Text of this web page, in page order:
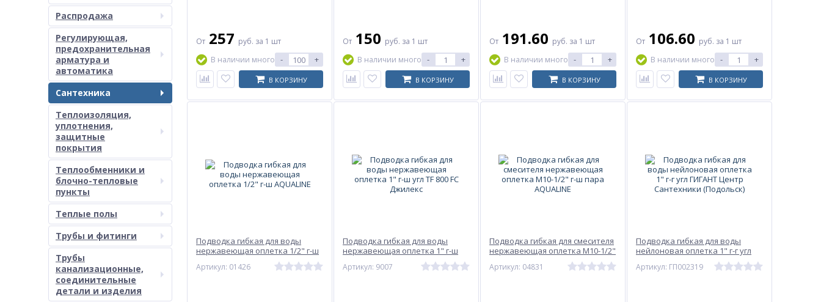
Распродажа
Регулирующая,
предохранительная
арматура и
автоматика
Сантехника
Теплоизоляция,
уплотнения,
защитные
покрытия
Теплообменники и
блочно-тепловые
пункты
Теплые полы
Трубы и фитинги
Трубы
канализационные,
соединительные
детали и изделия
От 257 руб. за 1 шт
В наличии много - +
В КОРЗИНУ
От 150 руб. за 1 шт
В наличии много - +
В КОРЗИНУ
От 191.60 руб. за 1 шт
В наличии много - +
В КОРЗИНУ
От 106.60 руб. за 1 шт
В наличии много - +
В КОРЗИНУ
Подводка гибкая для воды
нержавеющая оплетка 1/2" г-ш
Артикул: 01426
Подводка гибкая для воды
нержавеющая оплетка 1" г-ш
Артикул: 9007
Подводка гибкая для смесителя
нержавеющая оплетка М10-1/2"
Артикул: 04831
Подводка гибкая для воды
нейлоновая оплетка 1" г-г угл
ГИГАНТ Центр Сантехники
(Подольск)
Артикул: ГП002319